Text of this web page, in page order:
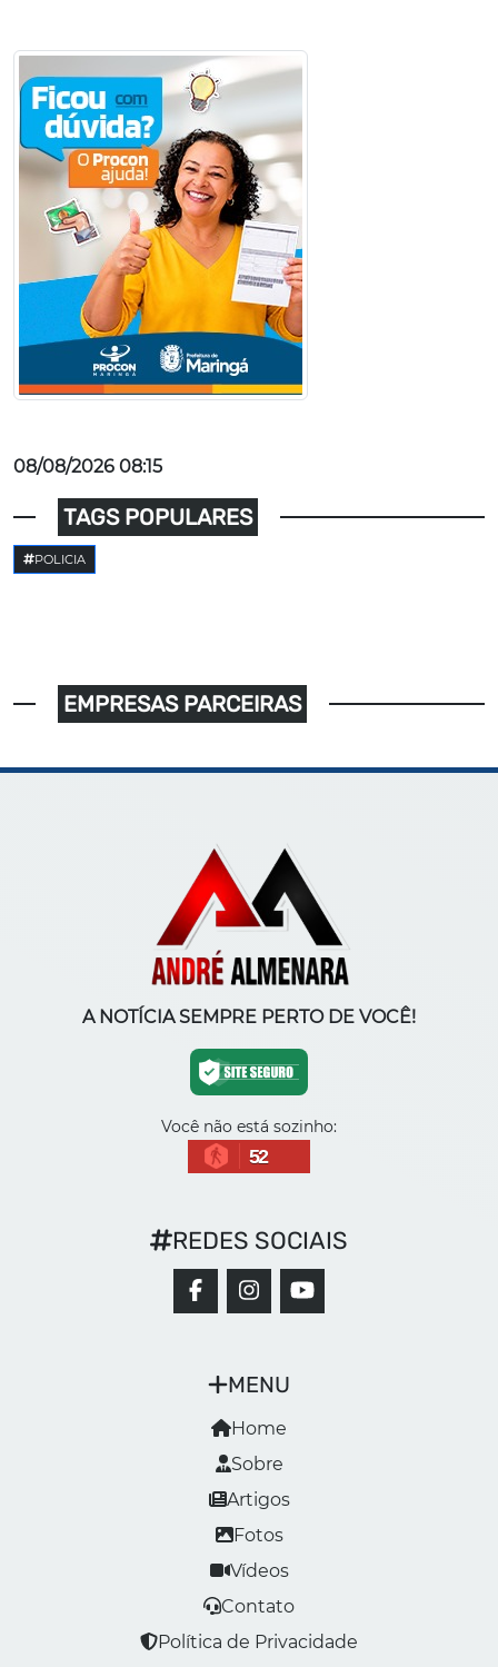
08/08/2026 08:15
TAGS POPULARES
POLICIA
EMPRESAS PARCEIRAS
A NOTÍCIA SEMPRE PERTO DE VOCÊ!
Você não está sozinho:
52
MENU
Home
Sobre
Artigos
Fotos
Vídeos
Contato
Política de Privacidade
REDES SOCIAIS